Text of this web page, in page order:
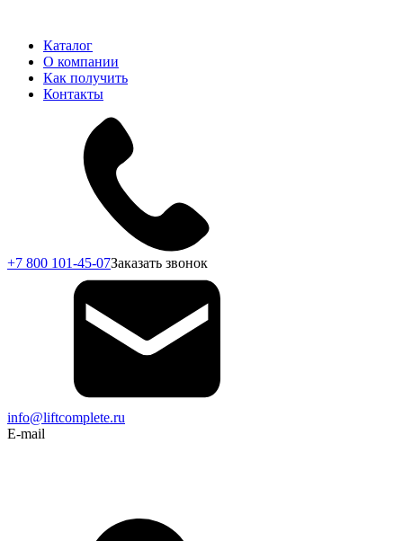
Каталог
О компании
Как получить
Контакты
+7 800 101-45-07Заказать звонок
info@liftcomplete.ru
E-mail